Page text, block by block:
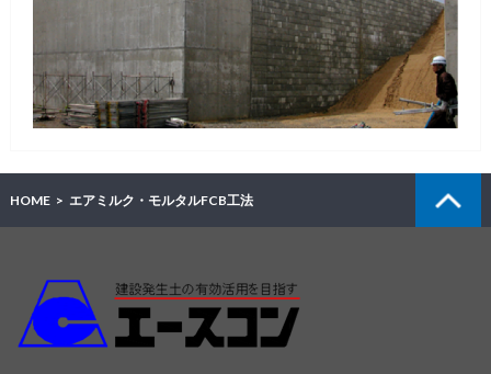
HOME エアミルク・モルタルFCB工法